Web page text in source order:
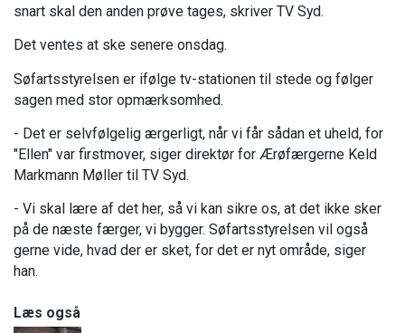
snart skal den anden prøve tages, skriver TV Syd.
Det ventes at ske senere onsdag.
Søfartsstyrelsen er ifølge tv-stationen til stede og følger
sagen med stor opmærksomhed.
- Det er selvfølgelig ærgerligt, når vi får sådan et uheld, for
"Ellen" var firstmover, siger direktør for Ærøfærgerne Keld
Markmann Møller til TV Syd.
- Vi skal lære af det her, så vi kan sikre os, at det ikke sker
på de næste færger, vi bygger. Søfartsstyrelsen vil også
gerne vide, hvad der er sket, for det er nyt område, siger
han.
Læs også